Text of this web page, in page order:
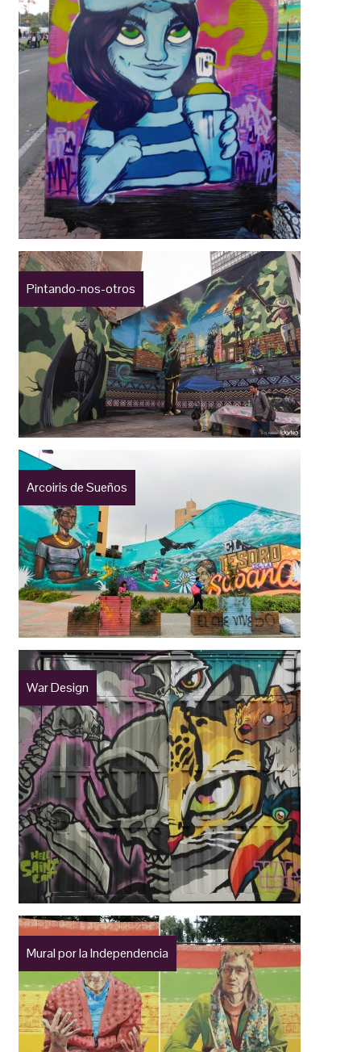
Pintando-nos-otros
Arcoiris de Sueños
War Design
Mural por la Independencia